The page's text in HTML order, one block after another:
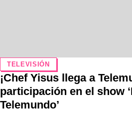
TELEVISIÓN
¡Chef Yisus llega a
participación en el show
Telemundo’